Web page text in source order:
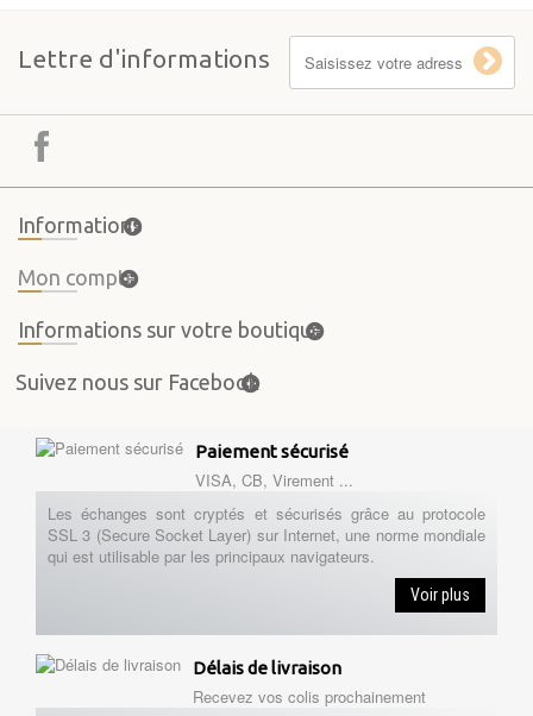
Lettre d'informations
Informations
Mon compte
Informations sur votre boutique
Suivez nous sur Facebook
Paiement sécurisé
VISA, CB, Virement ...
Les échanges sont cryptés et sécurisés grâce au protocole
SSL 3 (Secure Socket Layer) sur Internet, une norme mondiale
qui est utilisable par les principaux navigateurs.
Voir plus
Délais de livraison
Recevez vos colis prochainement